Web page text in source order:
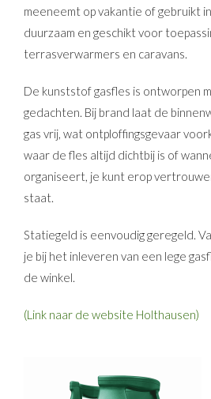
meeneemt op vakantie of gebruikt
duurzaam en geschikt voor
terrasverwarmers en caravans.
De kunststof gasfles is ontworpen
gedachten. Bij brand laat de
gas vrij, wat ontploffingsgevaar
waar de fles altijd dichtbij is of
organiseert, je kunt erop
staat.
Statiegeld is eenvoudig geregeld.
je bij het inleveren van een lege
de winkel.
(Link naar de website Holthausen)